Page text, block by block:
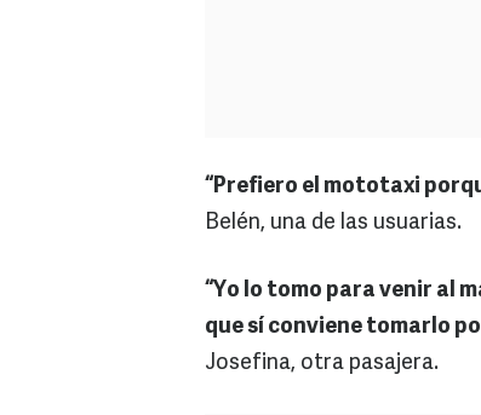
“Prefiero el mototaxi
Belén, una de las usuarias.
“Yo lo tomo para venir al
que sí conviene tomarlo
Josefina, otra pasajera.